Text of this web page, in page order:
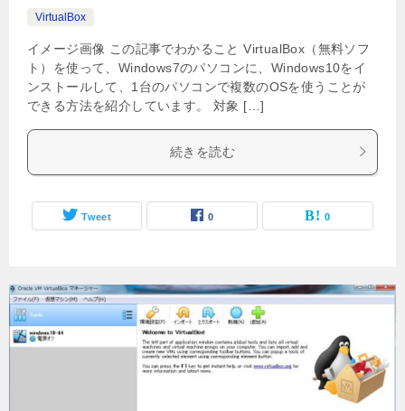
VirtualBox
イメージ画像 この記事でわかること VirtualBox（無料ソフ
ト）を使って、Windows7のパソコンに、Windows10をイ
ンストールして、1台のパソコンで複数のOSを使うことが
できる方法を紹介しています。 対象 […]
続きを読む
Tweet 0 0